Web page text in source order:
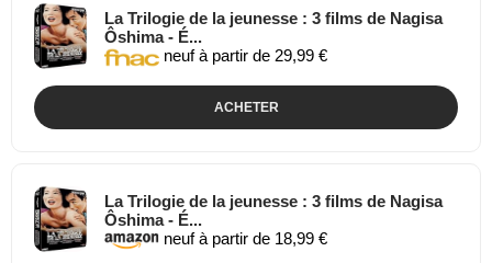
La Trilogie de la jeunesse : 3 films de Nagisa
Ôshima - É...
neuf à partir de 29,99 €
ACHETER
La Trilogie de la jeunesse : 3 films de Nagisa
Ôshima - É...
neuf à partir de 18,99 €